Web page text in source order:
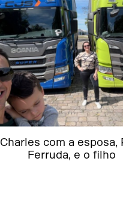
Charles com a esposa,
Ferruda, e o filho